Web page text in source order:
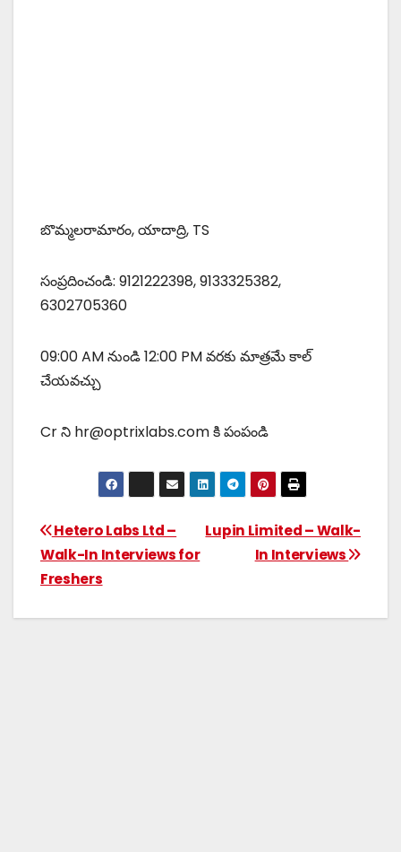
బొమ్మలరామారం, యాదాద్రి, TS
సంప్రదించండి: 9121222398, 9133325382,
6302705360
09:00 AM నుండి 12:00 PM వరకు మాత్రమే కాల్
చేయవచ్చు
Cr ని hr@optrixlabs.com కి పంపండి
Lupin Limited – Walk-
In Interviews
Hetero Labs Ltd –
Walk-In Interviews for
Freshers